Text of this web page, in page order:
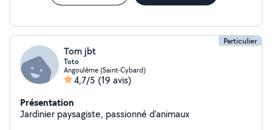
Particulier
Tom jbt
Toto
Angoulême (Saint-Cybard)
4,7/5 (19 avis)
Présentation
Jardinier paysagiste, passionné d'animaux